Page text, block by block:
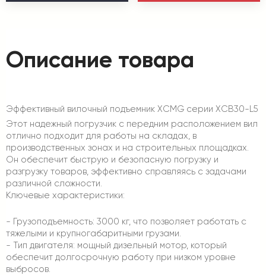
Описание товара
Эффективный вилочный подъемник XCMG серии XCB30-L5
Этот надежный погрузчик с передним расположением вил
отлично подходит для работы на складах, в
производственных зонах и на строительных площадках.
Он обеспечит быструю и безопасную погрузку и
разгрузку товаров, эффективно справляясь с задачами
различной сложности.
Ключевые характеристики:
- Грузоподъемность: 3000 кг, что позволяет работать с
тяжелыми и крупногабаритными грузами.
- Тип двигателя: мощный дизельный мотор, который
обеспечит долгосрочную работу при низком уровне
выбросов.